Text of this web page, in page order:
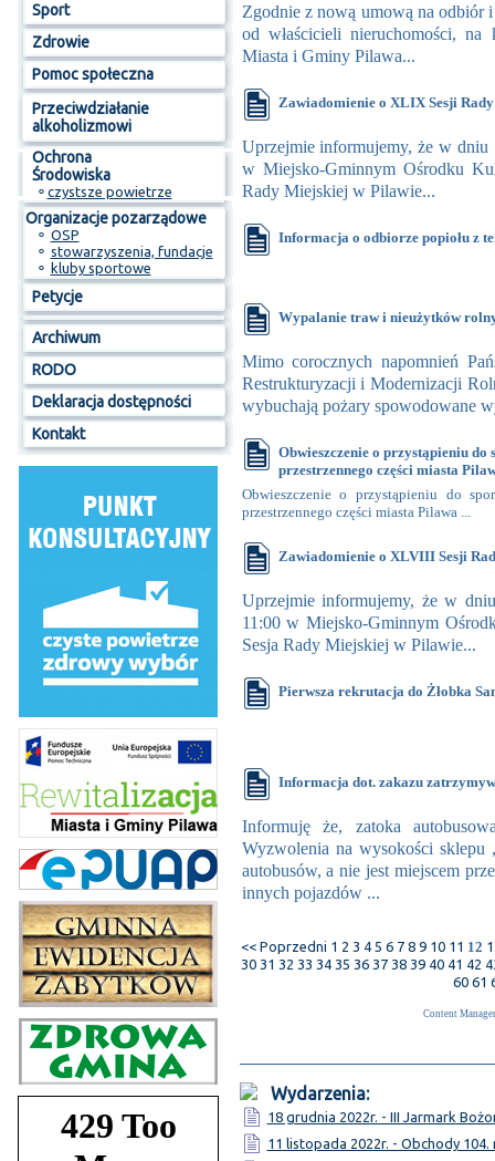
Sport
Zdrowie
Pomoc społeczna
Przeciwdziałanie
alkoholizmowi
Ochrona
Środowiska
⚬ czystsze powietrze
Organizacje pozarządowe
⚬ OSP
⚬ stowarzyszenia, fundacje
⚬ kluby sportowe
Petycje
Archiwum
RODO
Deklaracja dostępności
Kontakt
Zgodnie z nową umową na odbiór
od właścicieli nieruchomości, na
Miasta i Gminy Pilawa...
Zawiadomienie o XLIX Sesji
Uprzejmie informujemy, że w
w Miejsko-Gminnym Ośrodku
Rady Miejskiej w Pilawie...
Informacja o odbiorze popiołu z
Wypalanie traw i nieużytków
Mimo corocznych napomnień
Restrukturyzacji i Modernizacji
wybuchają pożary spowodowane
Obwieszczenie o przystąpieniu
przestrzennego części miasta
Obwieszczenie o przystąpieniu do
przestrzennego części miasta Pilawa ...
Zawiadomienie o XLVIII Sesji
Uprzejmie informujemy, że w
11:00 w Miejsko-Gminnym
Sesja Rady Miejskiej w Pilawie...
Pierwsza rekrutacja do Żłobka
Informacja dot. zakazu
Informuję że, zatoka
Wyzwolenia na wysokości sklepu
autobusów, a nie jest miejscem
innych pojazdów ...
<< Poprzedni 1 2 3 4 5 6 7 8 9 10 11 12
30 31 32 33 34 35 36 37 38 39 40 41 42
60 61
Content
Wydarzenia:
18 grudnia 2022r. - III Jarmark
11 listopada 2022r. - Obchody